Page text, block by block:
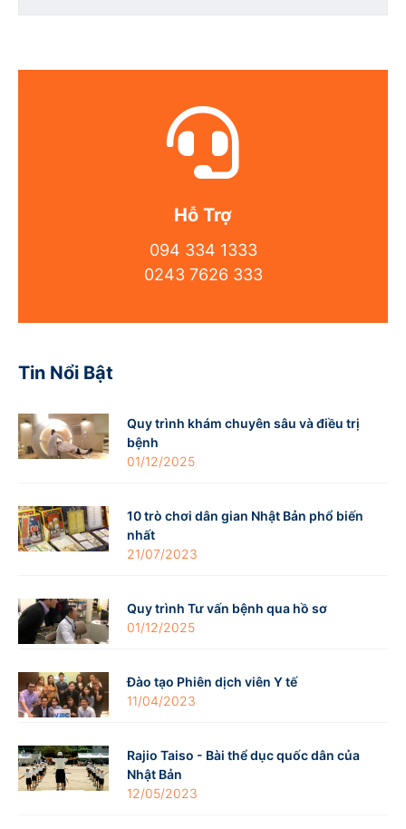
Hỗ Trợ
094 334 1333
0243 7626 333
Tin Nổi Bật
Quy trình khám chuyên sâu và điều trị
bệnh
01/12/2025
10 trò chơi dân gian Nhật Bản phổ biến
nhất
21/07/2023
Quy trình Tư vấn bệnh qua hồ sơ
01/12/2025
Đào tạo Phiên dịch viên Y tế
11/04/2023
Rajio Taiso - Bài thể dục quốc dân của
Nhật Bản
12/05/2023